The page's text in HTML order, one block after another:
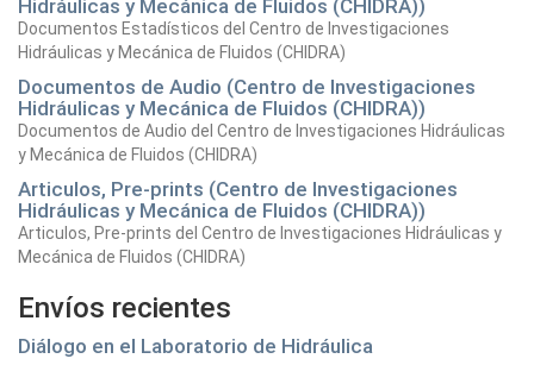
Hidráulicas y Mecánica de Fluidos (CHIDRA))
Documentos Estadísticos del Centro de Investigaciones
Hidráulicas y Mecánica de Fluidos (CHIDRA)
Documentos de Audio (Centro de Investigaciones
Hidráulicas y Mecánica de Fluidos (CHIDRA))
Documentos de Audio del Centro de Investigaciones Hidráulicas
y Mecánica de Fluidos (CHIDRA)
Articulos, Pre-prints (Centro de Investigaciones
Hidráulicas y Mecánica de Fluidos (CHIDRA))
Articulos, Pre-prints del Centro de Investigaciones Hidráulicas y
Mecánica de Fluidos (CHIDRA)
Envíos recientes
Diálogo en el Laboratorio de Hidráulica